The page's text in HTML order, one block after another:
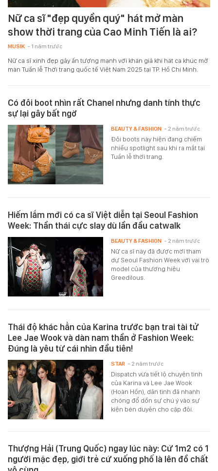
Nữ ca sĩ "đẹp quyền quý" hát mở màn
show thời trang của Cao Minh Tiến là ai?
MUSIK - 1 năm trước
Nữ ca sĩ xinh đẹp gây ấn tượng mạnh với khán giả khi hát ca khúc mở
màn Tuần lễ Thời trang quốc tế Việt Nam 2025 tại TP. Hồ Chí Minh.
Có đôi boot nhìn rất Chanel nhưng danh tính thực
sự lại gây bất ngờ
Đôi boots này hiện đang chiếm
nhiều spotlight sau khi ra mắt tại
Tuần lễ thời trang.
BEAUTY & FASHION - 2 năm trước
Hiếm lắm mới có ca sĩ Việt diễn tại Seoul Fashion
Week: Thần thái cực slay dù lần đầu catwalk
Nữ ca sĩ này đã được mời tham
dự Seoul Fashion Week với vai trò
model của thương hiệu
Greedilous.
BEAUTY & FASHION - 2 năm trước
Thái độ khác hẳn của Karina trước bạn trai tài tử
Lee Jae Wook và dàn nam thần ở Fashion Week:
Đúng là yêu từ cái nhìn đầu tiên!
Dispatch vừa tiết lộ chuyện tình
của Karina và Lee Jae Wook
(Hoàn Hồn), dân tình đã nhanh
chóng đổ dồn sự chú ý vào sự
kiện bén duyên cho cặp đôi.
STAR - 2 năm trước
Thượng Hải (Trung Quốc) ngay lúc này: Cứ 1m2 có 1
người mặc đẹp, giới trẻ cứ xuống phố là lên đồ chất